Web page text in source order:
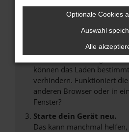
Internetverbindung.
Suchmaschine?
Prüfe deine
können das Laden
verhindern. Funktioniert
anderen Browser oder in
Fenster?
Starte dein Gerät neu.
Das kann manchmal
Optionale Cookies
Auswahl
Alle